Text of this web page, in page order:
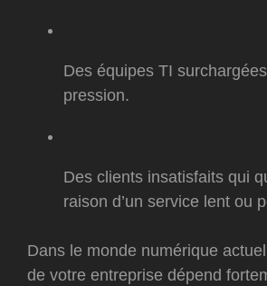
Des équipes TI
pression.
Des clients insatisfaits qui
raison d’un service lent ou
Dans le monde numérique
de votre entreprise dépend